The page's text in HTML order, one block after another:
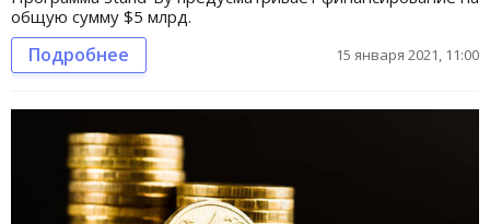
общую сумму $5 млрд.
Подробнее 15 января 2021, 11:00